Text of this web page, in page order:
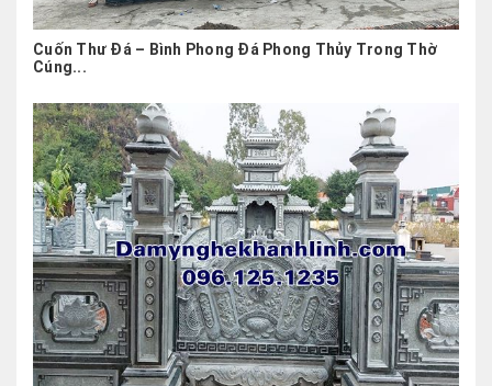
Cuốn Thư Đá – Bình Phong Đá Phong Thủy Trong Thờ
Cúng...